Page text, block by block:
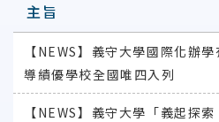
主旨
【NEWS】義守大學國際化辦
導績優學校全國唯四入列
【NEWS】義守大學「義起探